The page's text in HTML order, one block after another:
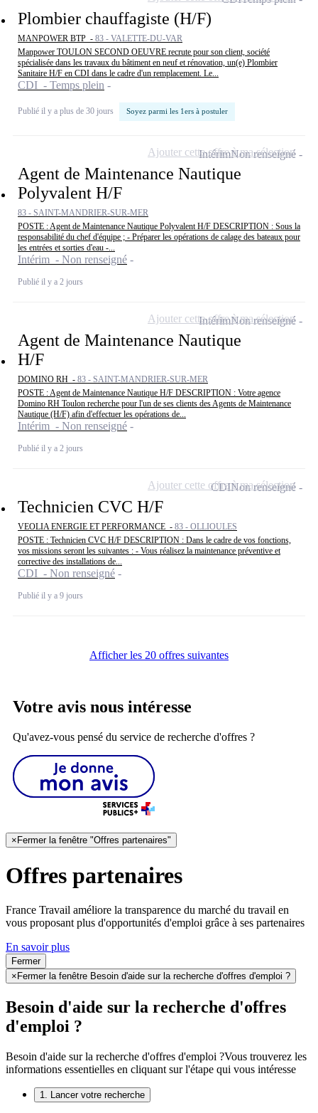
Plombier chauffagiste (H/F)
MANPOWER BTP - 83 - VALETTE-DU-VAR
Manpower TOULON SECOND OEUVRE recrute pour son client, société
spécialisée dans les travaux du bâtiment en neuf et rénovation, un(e) Plombier
Sanitaire H/F en CDI dans le cadre d'un remplacement. Le...
CDI - Temps plein
Publié il y a plus de 30 jours Soyez parmi les 1ers à postuler
Agent de Maintenance Nautique
Polyvalent H/F
83 - SAINT-MANDRIER-SUR-MER
POSTE : Agent de Maintenance Nautique Polyvalent H/F DESCRIPTION : Sous la
responsabilité du chef d'équipe ; - Préparer les opérations de calage des bateaux pour
les entrées et sorties d'eau -...
Intérim - Non renseigné
Publié il y a 2 jours
IntérimNon renseigné
Ajouter cette offre à ma sélection
Agent de Maintenance Nautique
H/F
DOMINO RH - 83 - SAINT-MANDRIER-SUR-MER
POSTE : Agent de Maintenance Nautique H/F DESCRIPTION : Votre agence
Domino RH Toulon recherche pour l'un de ses clients des Agents de Maintenance
Nautique (H/F) afin d'effectuer les opérations de...
Intérim - Non renseigné
Publié il y a 2 jours
IntérimNon renseigné
Ajouter cette offre à ma sélection
Technicien CVC H/F
VEOLIA ENERGIE ET PERFORMANCE - 83 - OLLIOULES
POSTE : Technicien CVC H/F DESCRIPTION : Dans le cadre de vos fonctions,
vos missions seront les suivantes : - Vous réalisez la maintenance préventive et
corrective des installations de...
CDI - Non renseigné
Publié il y a 9 jours
CDINon renseigné
Ajouter cette offre à ma sélection
Afficher les 20 offres suivantes
Votre avis nous intéresse
Qu'avez-vous pensé du service de recherche d'offres ?
×Fermer la fenêtre "Offres partenaires"
Offres partenaires
France Travail améliore la transparence du marché du travail en
vous proposant plus d'opportunités d'emploi grâce à ses partenaires
En savoir plus
Fermer
× Fermer la fenêtre Besoin d'aide sur la recherche d'offres d'emploi ?
Besoin d'aide sur la recherche d'offres
d'emploi ?
Besoin d'aide sur la recherche d'offres d'emploi ?Vous trouverez les
informations essentielles en cliquant sur l'étape qui vous intéresse
1. Lancer votre recherche